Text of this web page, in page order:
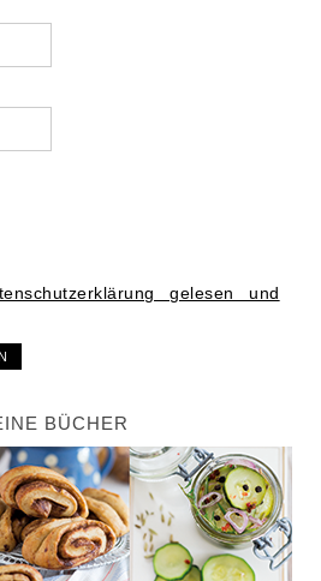
gelesen und
BÜCHER